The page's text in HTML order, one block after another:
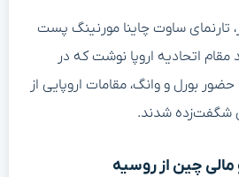
تارنمای ساوت چاینا مورنینگ پست
مقام اتحادیه اروپا نوشت که در
بورل و وانگ، مقامات اروپایی از
شگفت‌زده شدند.
مالی چین از روسیه